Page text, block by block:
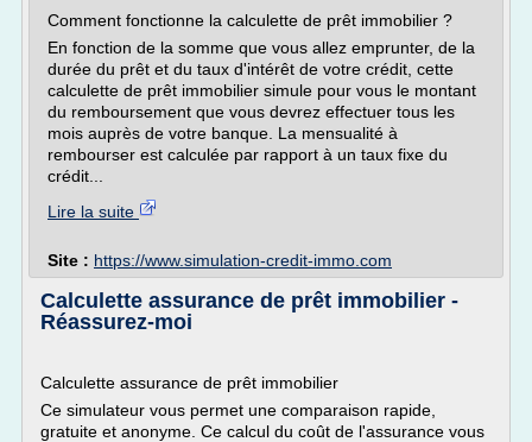
Comment fonctionne la calculette de prêt immobilier ?
En fonction de la somme que vous allez emprunter, de la
durée du prêt et du taux d'intérêt de votre crédit, cette
calculette de prêt immobilier simule pour vous le montant
du remboursement que vous devrez effectuer tous les
mois auprès de votre banque. La mensualité à
rembourser est calculée par rapport à un taux fixe du
crédit...
Lire la suite
Site : https://www.simulation-credit-immo.com
Calculette assurance de prêt immobilier -
Réassurez-moi
Calculette assurance de prêt immobilier
Ce simulateur vous permet une comparaison rapide,
gratuite et anonyme. Ce calcul du coût de l'assurance vous